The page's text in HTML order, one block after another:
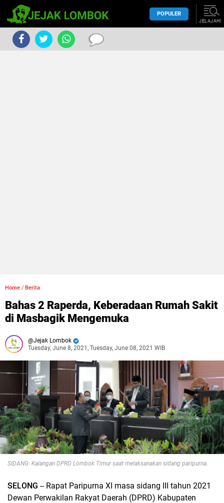
POPULER
JELAJAHI
Home / Berita
Bahas 2 Raperda, Keberadaan Rumah Sakit
di Masbagik Mengemuka
Jejak Lombok
Tuesday, June 8, 2021, Tuesday, June 08, 2021 WIB
SIDANG: Kalangan DPRD Lombok Timur saat melaksanakan sidang paripurna.
SELONG -- Rapat Paripurna XI masa sidang III tahun 2021
Dewan Perwakilan Rakyat Daerah (DPRD) Kabupaten